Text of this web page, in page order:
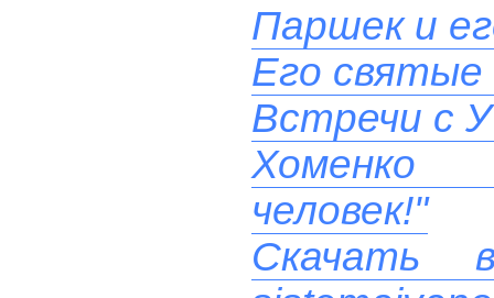
Паршек и
Его святые
Встречи с
Хоменко
человек!"
Скачать